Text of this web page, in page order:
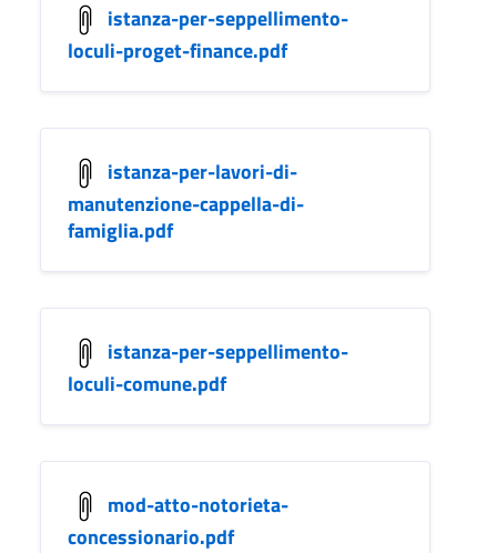
istanza-per-seppellimento-
loculi-proget-finance.pdf
istanza-per-lavori-di-
manutenzione-cappella-di-
famiglia.pdf
istanza-per-seppellimento-
loculi-comune.pdf
mod-atto-notorieta-
concessionario.pdf